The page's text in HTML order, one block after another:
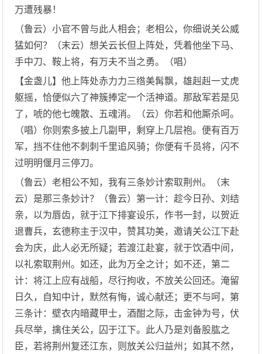
万遭残暴！
（鲁云）小官不曾与此人相会；老相公，你细说关公威
猛如何？（末云）想关云长但上阵处，凭着他坐下马、
手中刀、鞍上将，有万夫不当之勇。（唱）
【金盏儿】他上阵处赤力力三绺美髯飘，雄赳赳一丈虎
躯摇，恰便似六了神簇捧定一个活神道。那敌军若是见
了，唬的他七魄散、五魂消。（云）你若和他厮杀呵。
（唱）你则索多披上几副甲，剩穿上几层袍。便有百万
军，挡不住他不刺刺千里追风骑；你便有千员将，闪不
过明明偃月三停刀。
（鲁云）老相公不知，我有三条妙计索取荆州。（末
云）是那三条妙计？（鲁云）第一计：趁今日孙、刘结
亲，以为唇齿，就于江下排宴设乐，作书一封，以贺近
退曹兵，玄德称主于汉中，赞其功美，邀请关公江下赴
会为庆，此人必无所疑；若渡江赴宴，就于饮酒中间，
以礼索取荆州。如还，此为万全之计；如不还，第二
计：将江上应有战船，尽行拘收，不放关公回还。淹留
日久，自知中计，默然有悔，诚心献还；更不与呵，第
三条计：壁衣内暗藏甲士，酒酣之际，击金钟为号，伏
兵尽举，擒住关公，囚于江下。此人乃是刘备股肱之
臣，若将荆州复还江东，则放关公归益州；如其不然，